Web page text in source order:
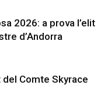
2026: a prova l’elit
d’Andorra
Comte Skyrace